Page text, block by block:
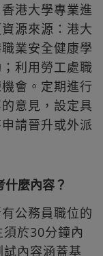
港大學專業進
源來源：港大
業安全健康學
利用勞工處職
會。定期進行
意見，設定具
請晉升或外派
麼內容？
公務員職位的
於30分鐘內
內容涵蓋基